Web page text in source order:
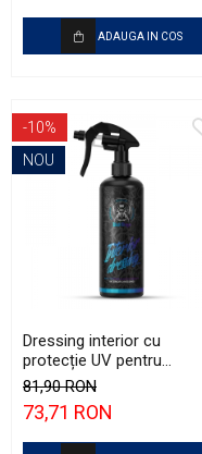
ADAUGA IN COS
-10%
NOU
Dressing interior cu
protecție UV pentru
plastice - BadBoys Interior
Dressing Boys (500ml)
81,90 RON
73,71 RON